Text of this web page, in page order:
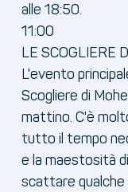
alle 18:50.
11:00
LE SCOGLIERE
L'evento
Scogliere di
mattino. C'è
tutto il tempo
e la maestosità
scattare